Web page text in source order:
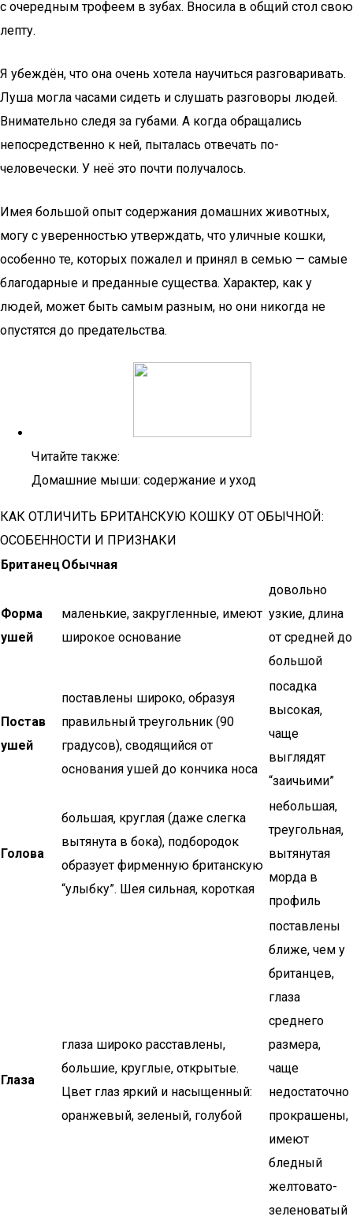
с очередным трофеем в зубах. Вносила в общий стол свою
лепту.
Я убеждён, что она очень хотела научиться разговаривать.
Луша могла часами сидеть и слушать разговоры людей.
Внимательно следя за губами. А когда обращались
непосредственно к ней, пыталась отвечать по-
человечески. У неё это почти получалось.
Имея большой опыт содержания домашних животных,
могу с уверенностью утверждать, что уличные кошки,
особенно те, которых пожалел и принял в семью — самые
благодарные и преданные существа. Характер, как у
людей, может быть самым разным, но они никогда не
опустятся до предательства.
Читайте также:
Домашние мыши: содержание и уход
КАК ОТЛИЧИТЬ БРИТАНСКУЮ КОШКУ ОТ ОБЫЧНОЙ:
ОСОБЕННОСТИ И ПРИЗНАКИ
БританецОбычная
Форма
ушей
маленькие, закругленные, имеют
широкое основание
довольно
узкие, длина
от средней до
большой
Постав
ушей
поставлены широко, образуя
правильный треугольник (90
градусов), сводящийся от
основания ушей до кончика носа
посадка
высокая,
чаще
выглядят
“заичьими”
Голова
большая, круглая (даже слегка
вытянута в бока), подбородок
образует фирменную британскую
“улыбку”. Шея сильная, короткая
небольшая,
треугольная,
вытянутая
морда в
профиль
Глаза
глаза широко расставлены,
большие, круглые, открытые.
Цвет глаз яркий и насыщенный:
оранжевый, зеленый, голубой
поставлены
ближе, чем у
британцев,
глаза
среднего
размера,
чаще
недостаточно
прокрашены,
имеют
бледный
желтовато-
зеленоватый